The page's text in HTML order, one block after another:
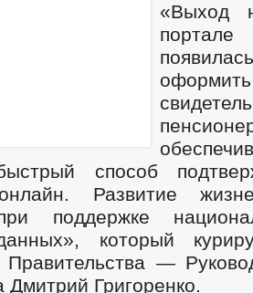
«Выход
способ
Развитие
поддержке
который
Правительства —
Дмитрий Григоренко.